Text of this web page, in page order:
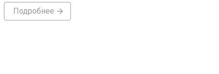
Подробнее